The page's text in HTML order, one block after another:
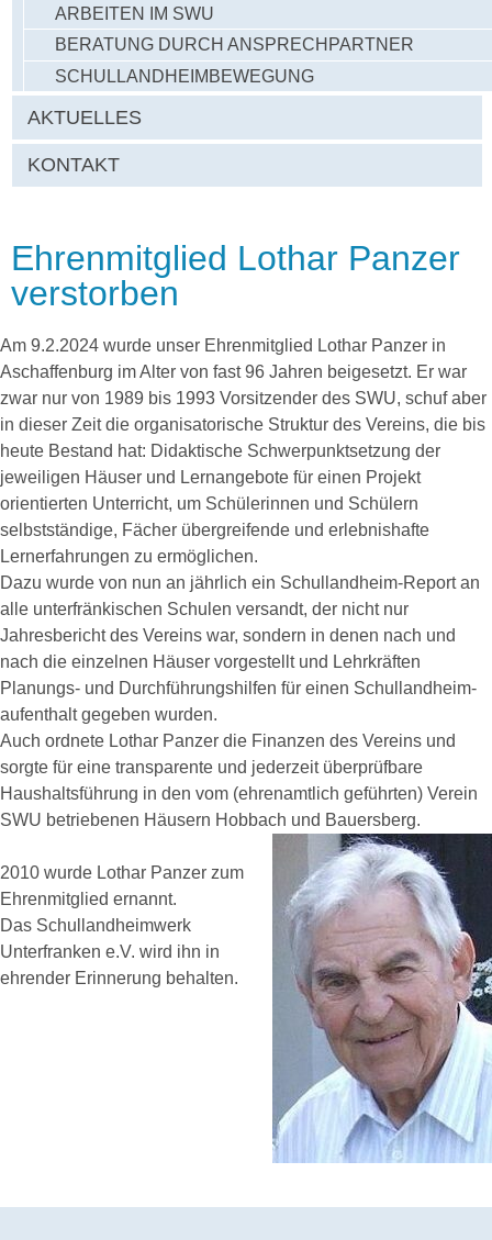
ARBEITEN IM SWU
BERATUNG DURCH ANSPRECHPARTNER
SCHULLANDHEIMBEWEGUNG
AKTUELLES
KONTAKT
Ehrenmitglied Lothar Panzer
verstorben
Am 9.2.2024 wurde unser Ehrenmitglied Lothar Panzer in
Aschaffenburg im Alter von fast 96 Jahren beigesetzt. Er war
zwar nur von 1989 bis 1993 Vorsitzender des SWU, schuf aber
in dieser Zeit die organisatorische Struktur des Vereins, die bis
heute Bestand hat: Didaktische Schwerpunktsetzung der
jeweiligen Häuser und Lernangebote für einen Projekt
orientierten Unterricht, um Schülerinnen und Schülern
selbstständige, Fächer übergreifende und erlebnishafte
Lernerfahrungen zu ermöglichen.
Dazu wurde von nun an jährlich ein Schullandheim-Report an
alle unterfränkischen Schulen versandt, der nicht nur
Jahresbericht des Vereins war, sondern in denen nach und
nach die einzelnen Häuser vorgestellt und Lehrkräften
Planungs- und Durchführungshilfen für einen Schullandheim-
aufenthalt gegeben wurden.
Auch ordnete Lothar Panzer die Finanzen des Vereins und
sorgte für eine transparente und jederzeit überprüfbare
Haushaltsführung in den vom (ehrenamtlich geführten) Verein
SWU betriebenen Häusern Hobbach und Bauersberg.
2010 wurde Lothar Panzer zum
Ehrenmitglied ernannt.
Das Schullandheimwerk
Unterfranken e.V. wird ihn in
ehrender Erinnerung behalten.